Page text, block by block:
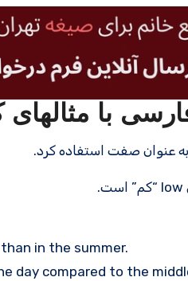
in the summer.
day compared to the